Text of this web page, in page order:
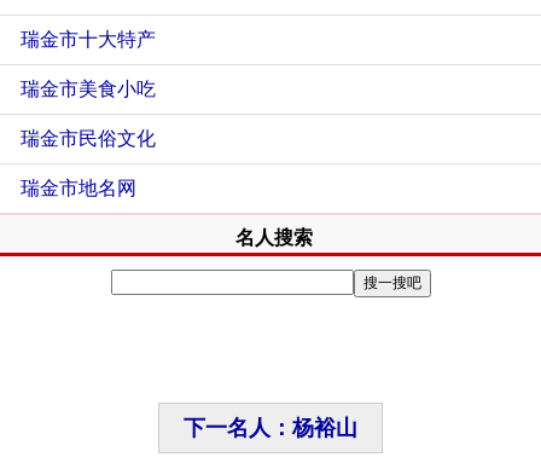
瑞金市十大特产
瑞金市美食小吃
瑞金市民俗文化
瑞金市地名网
名人搜索
下一名人：杨裕山